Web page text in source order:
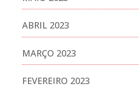
ABRIL 2023
MARÇO 2023
FEVEREIRO 2023